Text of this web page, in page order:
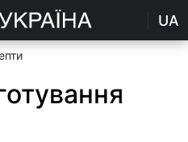
UA